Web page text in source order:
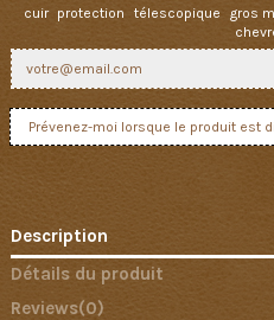
cuir protection télescopique gros
Description
Détails du produit
Reviews(0)